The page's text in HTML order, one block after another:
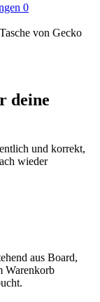
0
von Gecko
deine
und korrekt,
wieder
aus Board,
Warenkorb